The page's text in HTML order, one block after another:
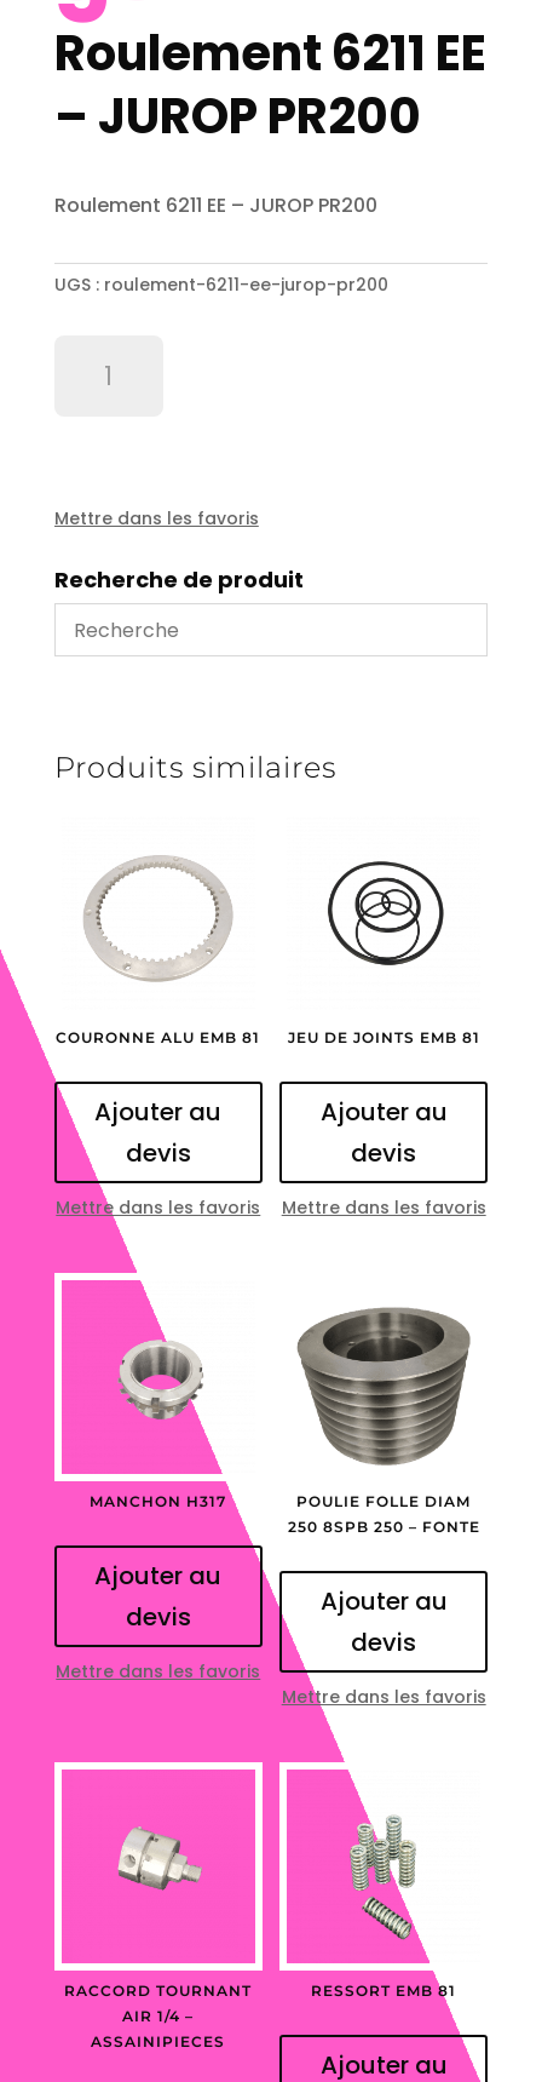
Roulement 6211 EE
– JUROP PR200
Roulement 6211 EE – JUROP PR200
UGS : roulement-6211-ee-jurop-pr200
JUROP
Mettre dans les favoris
Recherche de produit
Produits similaires
COURONNE ALU EMB 81
Ajouter au
devis
Mettre dans les favoris
JEU DE JOINTS EMB 81
Ajouter au
devis
Mettre dans les favoris
MANCHON H317
Ajouter au
devis
Mettre dans les favoris
POULIE FOLLE DIAM
250 8SPB 250 – FONTE
Ajouter au
devis
Mettre dans les favoris
RACCORD TOURNANT
AIR 1/4 –
ASSAINIPIECES
RESSORT EMB 81
Ajouter au